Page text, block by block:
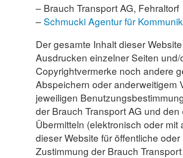
– Brauch Transport AG, Fehraltorf
– Schmucki Agentur für
Der gesamte Inhalt dieser
Ausdrucken einzelner Seiten
Copyrightvermerke noch andere
Abspeichern oder anderweitigem
jeweiligen
der Brauch Transport AG und
Übermitteln (elektronisch oder
dieser Website für öffentliche
Zustimmung der Brauch